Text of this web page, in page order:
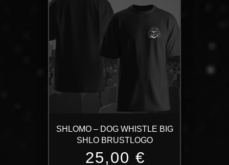
SHLOMO – DOG WHISTLE BIG
SHLO BRUSTLOGO
25,00 €